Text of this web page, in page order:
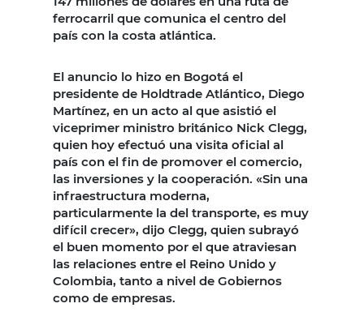
ferrocarril que comunica el centro del
país con la costa atlántica.
El anuncio lo hizo en Bogotá el
presidente de Holdtrade Atlántico, Diego
Martínez, en un acto al que asistió el
viceprimer ministro británico Nick Clegg,
quien hoy efectuó una visita oficial al
país con el fin de promover el comercio,
las inversiones y la cooperación. «Sin una
infraestructura moderna,
particularmente la del transporte, es muy
difícil crecer», dijo Clegg, quien subrayó
el buen momento por el que atraviesan
las relaciones entre el Reino Unido y
Colombia, tanto a nivel de Gobiernos
como de empresas.